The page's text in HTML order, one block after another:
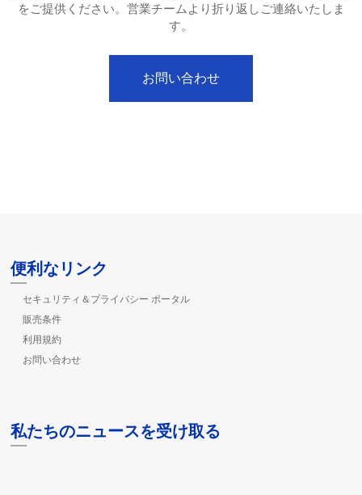
をご提供ください。営業チームより折り返しご連絡いたしま
す。
お問い合わせ
便利なリンク
セキュリティ＆プライバシー ポータル
販売条件
利用規約
お問い合わせ
私たちのニュースを受け取る